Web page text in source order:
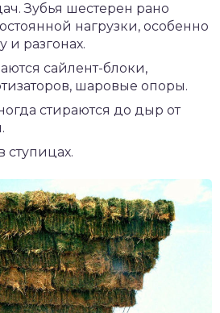
Зубья шестерен рано
нагрузки, особенно
и разгонах.
сайлент-блоки,
шаровые опоры.
стираются до дыр от